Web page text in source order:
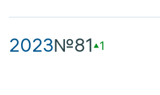
2023№81 1